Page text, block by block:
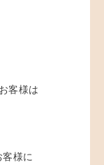
客様は
様に